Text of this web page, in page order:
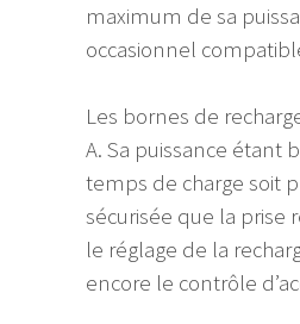
maximum de sa
occasionnel
Les bornes de
A. Sa puissance étant
temps de charge soit
sécurisée que la prise
le réglage de la
encore le contrôle